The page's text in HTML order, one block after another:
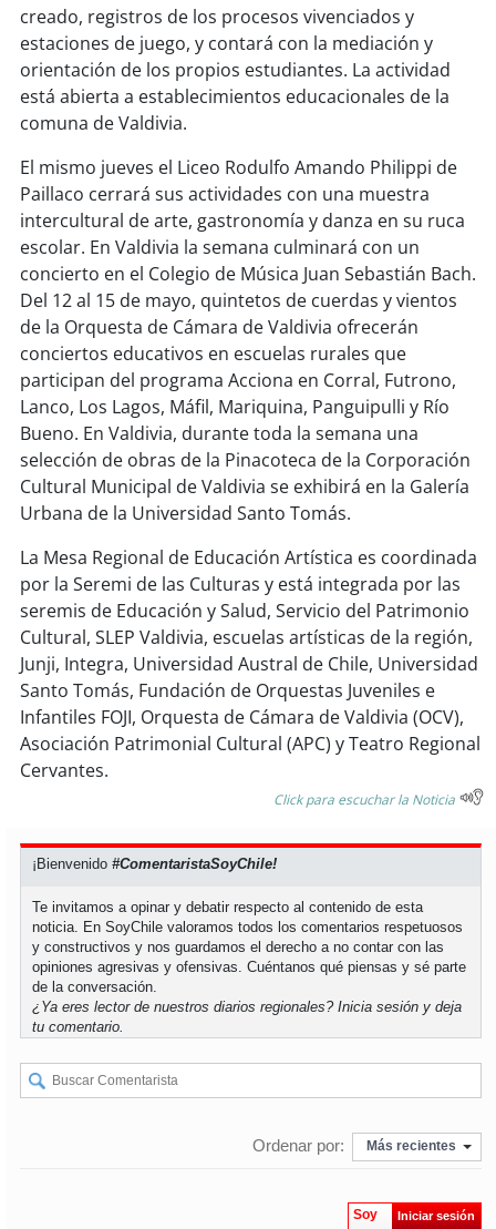
creado, registros de los procesos vivenciados y
estaciones de juego, y contará con la mediación y
orientación de los propios estudiantes. La actividad
está abierta a establecimientos educacionales de la
comuna de Valdivia.
El mismo jueves el Liceo Rodulfo Amando Philippi de
Paillaco cerrará sus actividades con una muestra
intercultural de arte, gastronomía y danza en su ruca
escolar. En Valdivia la semana culminará con un
concierto en el Colegio de Música Juan Sebastián Bach.
Del 12 al 15 de mayo, quintetos de cuerdas y vientos
de la Orquesta de Cámara de Valdivia ofrecerán
conciertos educativos en escuelas rurales que
participan del programa Acciona en Corral, Futrono,
Lanco, Los Lagos, Máfil, Mariquina, Panguipulli y Río
Bueno. En Valdivia, durante toda la semana una
selección de obras de la Pinacoteca de la Corporación
Cultural Municipal de Valdivia se exhibirá en la Galería
Urbana de la Universidad Santo Tomás.
La Mesa Regional de Educación Artística es coordinada
por la Seremi de las Culturas y está integrada por las
seremis de Educación y Salud, Servicio del Patrimonio
Cultural, SLEP Valdivia, escuelas artísticas de la región,
Junji, Integra, Universidad Austral de Chile, Universidad
Santo Tomás, Fundación de Orquestas Juveniles e
Infantiles FOJI, Orquesta de Cámara de Valdivia (OCV),
Asociación Patrimonial Cultural (APC) y Teatro Regional
Cervantes.
Click para escuchar la Noticia
¡Bienvenido#ComentaristaSoyChile!
Te invitamos a opinar y debatir respecto al contenido de esta
noticia. En SoyChile valoramos todos los comentarios respetuosos
y constructivos y nos guardamos el derecho a no contar con las
opiniones agresivas y ofensivas. Cuéntanos qué piensas y sé parte
de la conversación.
¿Ya eres lector de nuestros diarios regionales?Inicia sesión y deja
tu comentario.
Ordenar por: Más recientes
Soy Iniciar sesión